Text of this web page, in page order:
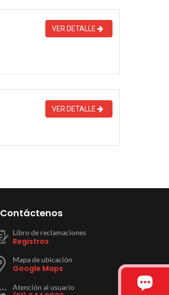
VER DETALLE
VER DETALLE
Contáctenos
Libro de reclamaciones
Registros
Mapa de ubicación
Google Maps
Atención al usuario